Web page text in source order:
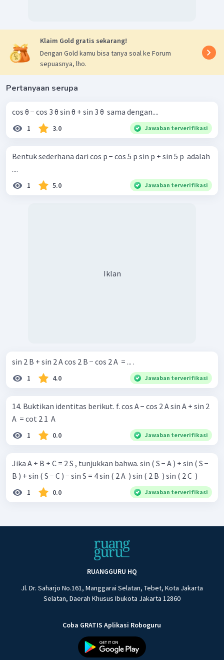
Klaim Gold gratis sekarang!
Dengan Gold kamu bisa tanya soal ke Forum
sepuasnya, lho.
Pertanyaan serupa
cos θ − cos 3 θ sin θ + sin 3 θ ​ sama dengan....
1 3.0 Jawaban terverifikasi
Bentuk sederhana dari cos p − cos 5 p sin p + sin 5 p ​ adalah
....
1 5.0 Jawaban terverifikasi
Iklan
sin 2 B + sin 2 A cos 2 B − cos 2 A ​ = ... .
1 4.0 Jawaban terverifikasi
14. Buktikan identitas berikut. f. cos A − cos 2 A sin A + sin 2
A ​ = cot 2 1 ​ A
1 0.0 Jawaban terverifikasi
Jika A + B + C = 2 S , tunjukkan bahwa. sin ( S − A ) + sin ( S −
B ) + sin ( S − C ) − sin S = 4 sin ( 2 A ​ ) sin ( 2 B ​ ) sin ( 2 C ​ )
1 0.0 Jawaban terverifikasi
RUANGGURU HQ
Jl. Dr. Saharjo No.161, Manggarai Selatan, Tebet, Kota Jakarta
Selatan, Daerah Khusus Ibukota Jakarta 12860
Coba GRATIS Aplikasi Roboguru